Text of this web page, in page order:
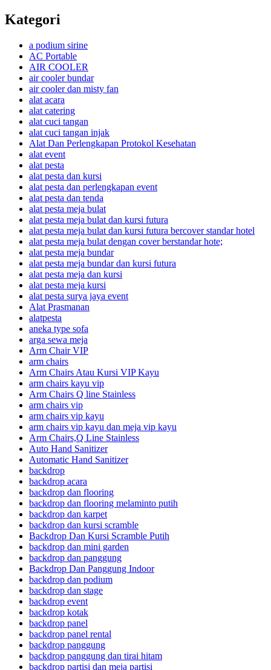
Kategori
a podium sirine
AC Portable
AIR COOLER
air cooler bundar
air cooler dan misty fan
alat acara
alat catering
alat cuci tangan
alat cuci tangan injak
Alat Dan Perlengkapan Protokol Kesehatan
alat event
alat pesta
alat pesta dan kursi
alat pesta dan perlengkapan event
alat pesta dan tenda
alat pesta meja bulat
alat pesta meja bulat dan kursi futura
alat pesta meja bulat dan kursi futura bercover standar hotel
alat pesta meja bulat dengan cover berstandar hote;
alat pesta meja bundar
alat pesta meja bundar dan kursi futura
alat pesta meja dan kursi
alat pesta meja kursi
alat pesta surya jaya event
Alat Prasmanan
alatpesta
aneka type sofa
arga sewa meja
Arm Chair VIP
arm chairs
Arm Chairs Atau Kursi VIP Kayu
arm chairs kayu vip
Arm Chairs Q line Stainless
arm chairs vip
arm chairs vip kayu
arm chairs vip kayu dan meja vip kayu
Arm Chairs,Q Line Stainless
Auto Hand Sanitizer
Automatic Hand Sanitizer
backdrop
backdrop acara
backdrop dan flooring
backdrop dan flooring melaminto putih
backdrop dan karpet
backdrop dan kursi scramble
Backdrop Dan Kursi Scramble Putih
backdrop dan mini garden
backdrop dan panggung
Backdrop Dan Panggung Indoor
backdrop dan podium
backdrop dan stage
backdrop event
backdrop kotak
backdrop panel
backdrop panel rental
backdrop panggung
backdrop panggung dan tirai hitam
backdrop partisi dan meja partisi